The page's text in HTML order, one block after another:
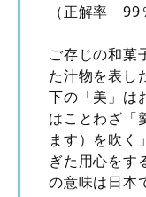
（正解率 99
ご存じの和菓
た汁物を表し
下の「美」は
はことわざ「
ます）を吹く
ぎた用心をす
の意味は日本